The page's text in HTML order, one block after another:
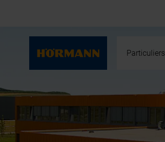
Particuliers